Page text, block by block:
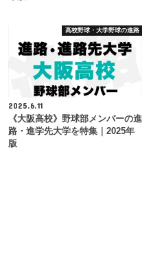
高校野球・大学野球の進路
2025.6.11
《大阪高校》野球部メンバーの進
路・進学先大学を特集｜2025年
版